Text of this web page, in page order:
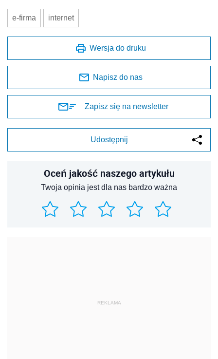
e-firma internet
Wersja do druku
Napisz do nas
Zapisz się na newsletter
Udostępnij
Oceń jakość naszego artykułu
Twoja opinia jest dla nas bardzo ważna
REKLAMA